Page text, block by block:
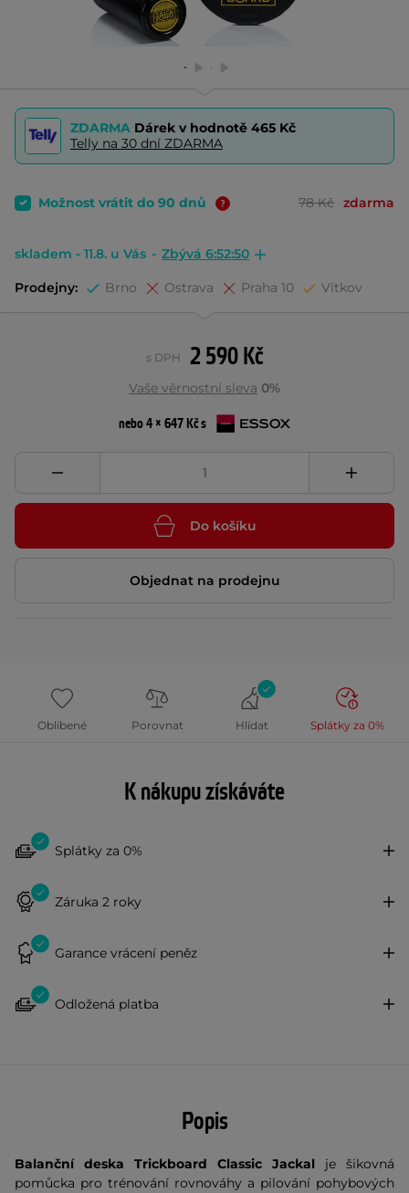
ZDARMA Dárek v hodnotě 465 Kč
Telly na 30 dní ZDARMA
Možnost vrátit do 90 dnů 78 Kč zdarma
skladem - 11.8. u Vás - Zbývá 6:52:49
Prodejny: Brno Ostrava Praha 10 Vítkov
2 590 Kč
s DPH
Vaše věrnostní sleva 0%
nebo 4 × 647 Kč s
Do košíku
Objednat na prodejnu
Oblíbené Porovnat Hlídat Splátky za 0%
K nákupu získáváte
Splátky za 0%
Záruka 2 roky
Garance vrácení peněz
Odložená platba
Popis
Balanční deska Trickboard Classic Jackal je šikovná
pomůcka pro trénování rovnováhy a pilování pohybových